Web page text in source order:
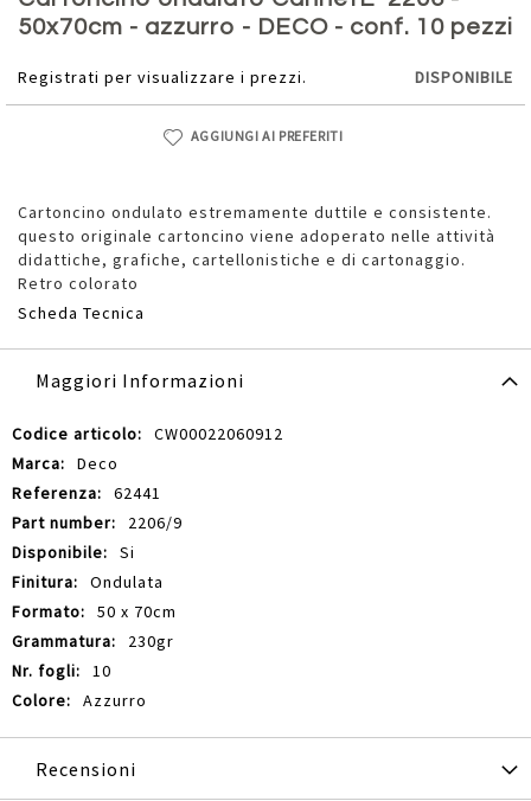
50x70cm - azzurro - DECO - conf. 10 pezzi
Registrati per visualizzare i prezzi. DISPONIBILE
AGGIUNGI AI PREFERITI
Cartoncino ondulato estremamente duttile e consistente.
questo originale cartoncino viene adoperato nelle attività
didattiche, grafiche, cartellonistiche e di cartonaggio.
Retro colorato
Scheda Tecnica
della
galleria
immagini
Maggiori Informazioni
Maggiori
Informazioni
CW00022060912
Deco
62441
2206/9
Si
Ondulata
50 x 70cm
230gr
10
Azzurro
Recensioni